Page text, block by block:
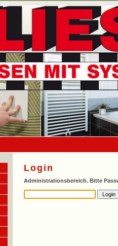
Login
Administrationsbereich. Bitte